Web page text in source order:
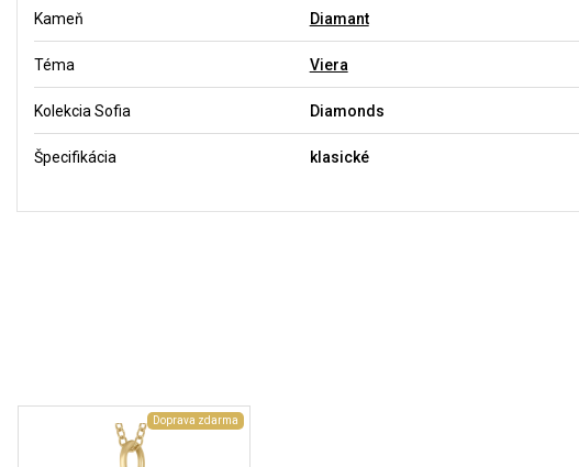
Kameň Diamant
Téma Viera
Kolekcia Sofia Diamonds
Špecifikácia klasické
Doprava zdarma